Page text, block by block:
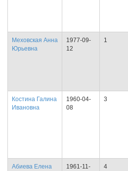
Меховская Анна
Юрьевна
1977-09-
12
1
Костина Галина
Ивановна
1960-04-
08
3
Абиева Елена
1961-11-
4